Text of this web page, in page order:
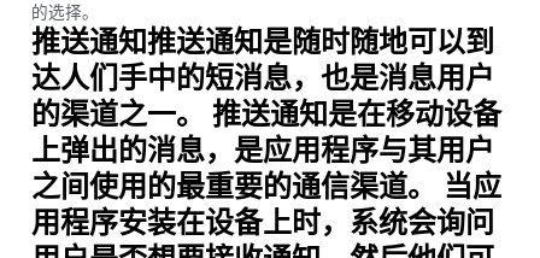
的选择。
推送通知推送通知是随时随地可以到
达人们手中的短消息，也是消息用户
的渠道之一。 推送通知是在移动设备
上弹出的消息，是应用程序与其用户
之间使用的最重要的通信渠道。 当应
用程序安装在设备上时，系统会询问